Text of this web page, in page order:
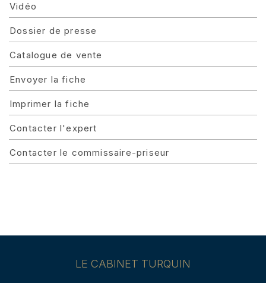
Vidéo
Dossier de presse
Catalogue de vente
Envoyer la fiche
Imprimer la fiche
Contacter l'expert
Contacter le commissaire-priseur
LE CABINET TURQUIN